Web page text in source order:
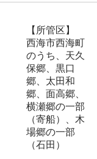
【所管区】
西海市西海町
のうち、天久
保郷、黒口
郷、太田和
郷、面高郷、
横瀬郷の一部
（寄船）、木
場郷の一部
（石田）